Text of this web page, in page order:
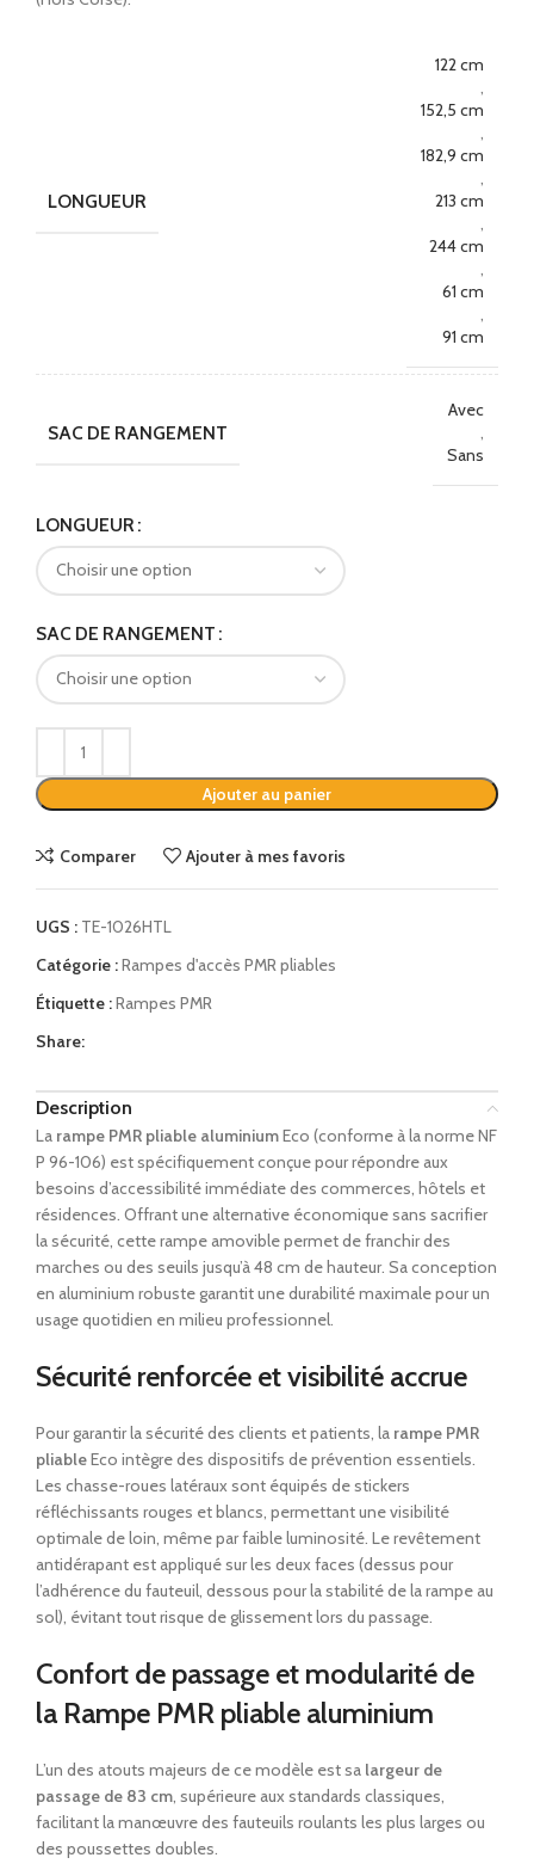
LONGUEUR
122 cm
,
152,5 cm
,
182,9 cm
,
213 cm
,
244 cm
,
61 cm
,
91 cm
SAC DE RANGEMENT
Avec
,
Sans
LONGUEUR
SAC DE RANGEMENT
Ajouter au panier
Alternative:
Comparer Ajouter à mes favoris
UGS : TE-1026HTL
Catégorie :Rampes d'accès PMR pliables
Étiquette :Rampes PMR
Share:
Description
La rampe PMR pliable aluminiumEco (conforme à la norme NF
P 96-106) est spécifiquement conçue pour répondre aux
besoins d’accessibilité immédiate des commerces, hôtels et
résidences. Offrant une alternative économique sans sacrifier
la sécurité, cette rampe amovible permet de franchir des
marches ou des seuils jusqu’à 48 cm de hauteur. Sa conception
en aluminium robuste garantit une durabilité maximale pour un
usage quotidien en milieu professionnel.
Sécurité renforcée et visibilité accrue
Pour garantir la sécurité des clients et patients, la rampe PMR
pliableEco intègre des dispositifs de prévention essentiels.
Les chasse-roues latéraux sont équipés de stickers
réfléchissants rouges et blancs, permettant une visibilité
optimale de loin, même par faible luminosité. Le revêtement
antidérapant est appliqué sur les deux faces (dessus pour
l’adhérence du fauteuil, dessous pour la stabilité de la rampe au
sol), évitant tout risque de glissement lors du passage.
Confort de passage et modularité de
la Rampe PMR pliable aluminium
L’un des atouts majeurs de ce modèle est sa largeur de
passage de 83 cm, supérieure aux standards classiques,
facilitant la manœuvre des fauteuils roulants les plus larges ou
des poussettes doubles.